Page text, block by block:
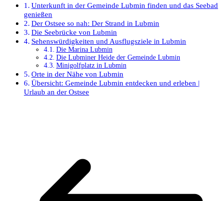
Unterkunft in der Gemeinde Lubmin finden und das Seebad
genießen
Der Ostsee so nah: Der Strand in Lubmin
Die Seebrücke von Lubmin
Sehenswürdigkeiten und Ausflugsziele in Lubmin
Die Marina Lubmin
Die Lubminer Heide der Gemeinde Lubmin
Minigolfplatz in Lubmin
Orte in der Nähe von Lubmin
Übersicht: Gemeinde Lubmin entdecken und erleben |
Urlaub an der Ostsee